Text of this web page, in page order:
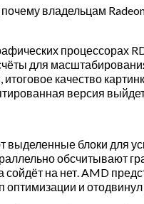
владельцам
процессорах
для
качество
версия
блоки для
обсчитывают
на нет. AMD
и